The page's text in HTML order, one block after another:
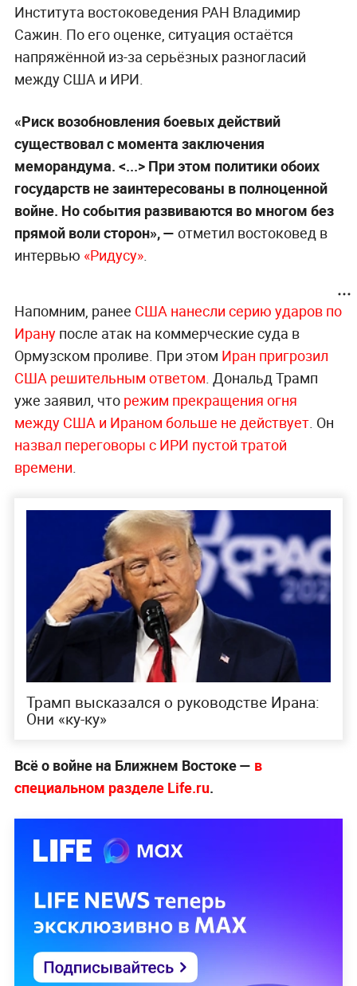
Института востоковедения РАН Владимир
Сажин. По его оценке, ситуация остаётся
напряжённой из-за серьёзных разногласий
между США и ИРИ.
«Риск возобновления боевых действий
существовал с момента заключения
меморандума. <...> При этом политики обоих
государств не заинтересованы в полноценной
войне. Но события развиваются во многом без
прямой воли сторон», — отметил востоковед в
интервью «Ридусу».
Напомним, ранее США нанесли серию ударов по
Иранупосле атак на коммерческие суда в
Ормузском проливе. При этом Иран пригрозил
США решительным ответом. Дональд Трамп
уже заявил, что режим прекращения огня
между США и Ираном больше не действует. Он
назвал переговоры с ИРИ пустой тратой
времени.
Трамп высказался о руководстве Ирана:
Они «ку-ку»
Всё о войне на Ближнем Востоке — в
специальном разделе Life.ru.